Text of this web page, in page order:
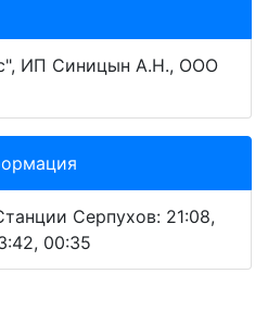
ИП Синицын А.Н., ООО
Серпухов: 21:08,
00:35